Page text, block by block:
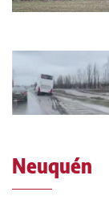
Neuquén